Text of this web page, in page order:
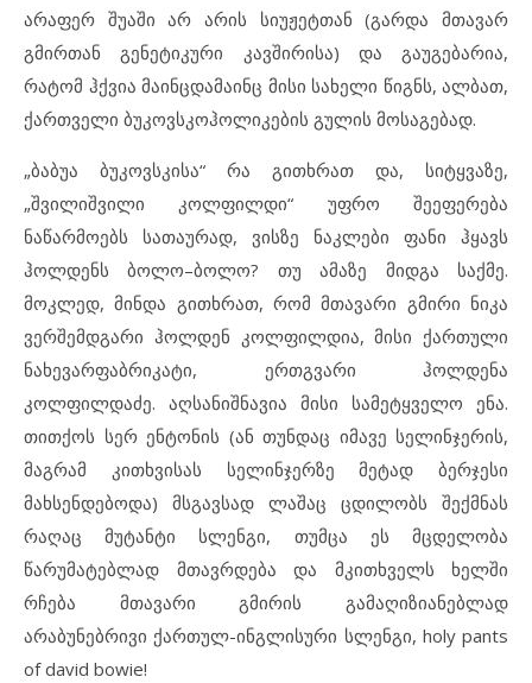
არაფერ შუაში არ არის სიუჟეტთან (გარდა მთავარ
გმირთან გენეტიკური კავშირისა) და გაუგებარია,
რატომ ჰქვია მაინცდამაინც მისი სახელი წიგნს, ალბათ,
ქართველი ბუკოვსკოჰოლიკების გულის მოსაგებად.
„ბაბუა ბუკოვსკისა“ რა გითხრათ და, სიტყვაზე,
„შვილიშვილი კოლფილდი“ უფრო შეეფერება
ნაწარმოებს სათაურად, ვისზე ნაკლები ფანი ჰყავს
ჰოლდენს ბოლო–ბოლო? თუ ამაზე მიდგა საქმე.
მოკლედ, მინდა გითხრათ, რომ მთავარი გმირი ნიკა
ვერშემდგარი ჰოლდენ კოლფილდია, მისი ქართული
ნახევარფაბრიკატი, ერთგვარი ჰოლდენა
კოლფილდაძე. აღსანიშნავია მისი სამეტყველო ენა.
თითქოს სერ ენტონის (ან თუნდაც იმავე სელინჯერის,
მაგრამ კითხვისას სელინჯერზე მეტად ბერჯესი
მახსენდებოდა) მსგავსად ლაშაც ცდილობს შექმნას
რაღაც მუტანტი სლენგი, თუმცა ეს მცდელობა
წარუმატებლად მთავრდება და მკითხველს ხელში
რჩება მთავარი გმირის გამაღიზიანებლად
არაბუნებრივი ქართულ-ინგლისური სლენგი, holy pants
of david bowie!